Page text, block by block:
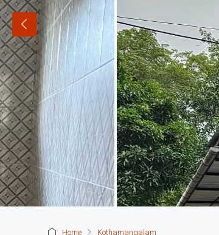
Home Kothamangalam